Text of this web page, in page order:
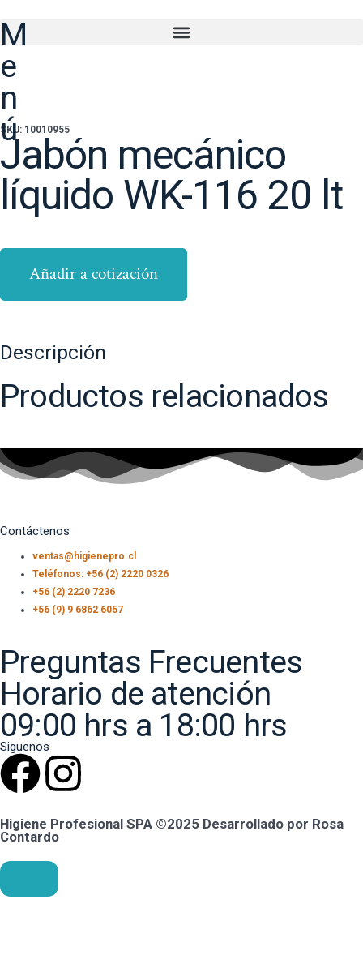
M
e
n
ú
SKU: 10010955
Jabón mecánico
líquido WK-116 20 lt
Añadir a cotización
Descripción
Productos relacionados
Contáctenos
ventas@higienepro.cl
Teléfonos: +56 (2) 2220 0326
+56 (2) 2220 7236
+56 (9) 9 6862 6057
Preguntas Frecuentes
Horario de atención
09:00 hrs a 18:00 hrs
Siguenos
Higiene Profesional SPA ©2025 Desarrollado por Rosa
Contardo